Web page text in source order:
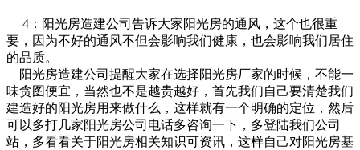
4：阳光房造建公司告诉大家阳光房的通风，这个也很重
要，因为不好的通风不但会影响我们健康，也会影响我们居住
的品质。
阳光房造建公司提醒大家在选择阳光房厂家的时候，不能一
味贪图便宜，当然也不是越贵越好，首先我们自己要清楚我们
建造好的阳光房用来做什么，这样就有一个明确的定位，然后
可以多打几家阳光房公司电话多咨询一下，多登陆我们公司
站，多看看关于阳光房相关知识可资讯，这样自己对阳光房基